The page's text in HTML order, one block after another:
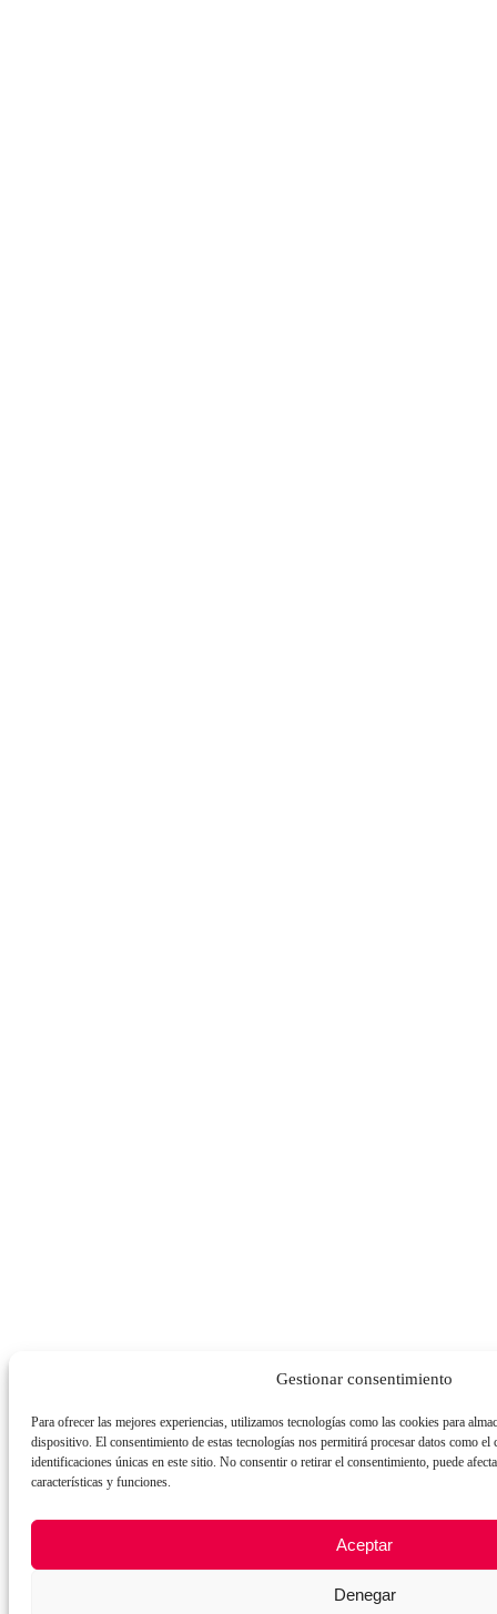
Gestionar consentimiento
Para ofrecer las mejores experiencias, utilizamos tecnologías como las cookies para
dispositivo. El consentimiento de estas tecnologías nos permitirá procesar datos como el
identificaciones únicas en este sitio. No consentir o retirar el consentimiento, puede
características y funciones.
Aceptar
Denegar